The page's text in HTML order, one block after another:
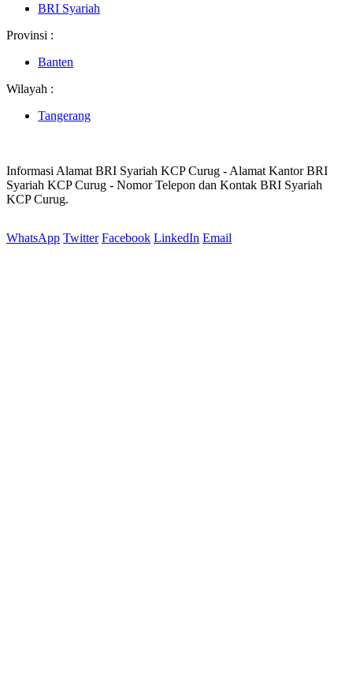
BRI Syariah
Provinsi :
Banten
Wilayah :
Tangerang
Informasi Alamat BRI Syariah KCP Curug - Alamat Kantor BRI
Syariah KCP Curug - Nomor Telepon dan Kontak BRI Syariah
KCP Curug.
WhatsApp Twitter Facebook LinkedIn Email